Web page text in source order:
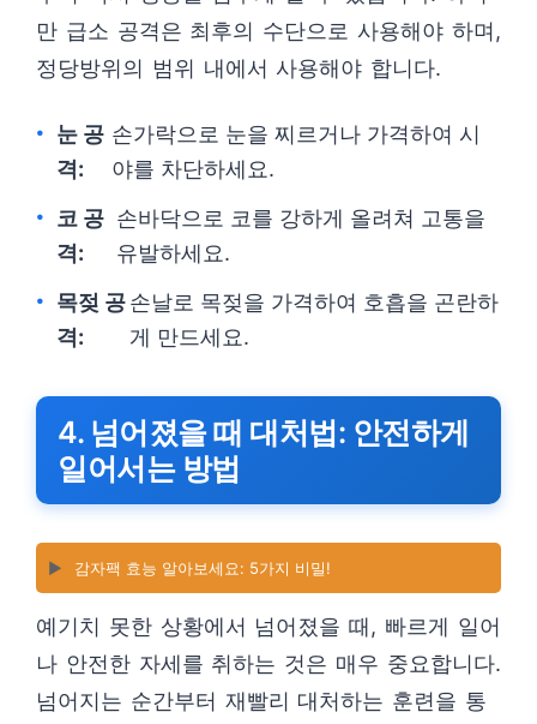
만 급소 공격은 최후의 수단으로 사용해야 하며,
정당방위의 범위 내에서 사용해야 합니다.
눈 공
격:
손가락으로 눈을 찌르거나 가격하여 시
야를 차단하세요.
코 공
격:
손바닥으로 코를 강하게 올려쳐 고통을
유발하세요.
목젖 공
격:
손날로 목젖을 가격하여 호흡을 곤란하
게 만드세요.
4. 넘어졌을 때 대처법: 안전하게
일어서는 방법
▶️ 감자팩 효능 알아보세요: 5가지 비밀!
예기치 못한 상황에서 넘어졌을 때, 빠르게 일어
나 안전한 자세를 취하는 것은 매우 중요합니다.
넘어지는 순간부터 재빨리 대처하는 훈련을 통